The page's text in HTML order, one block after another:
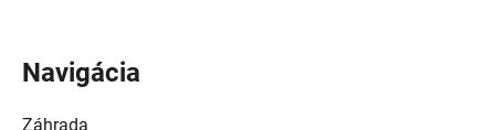
Navigácia
Záhrada